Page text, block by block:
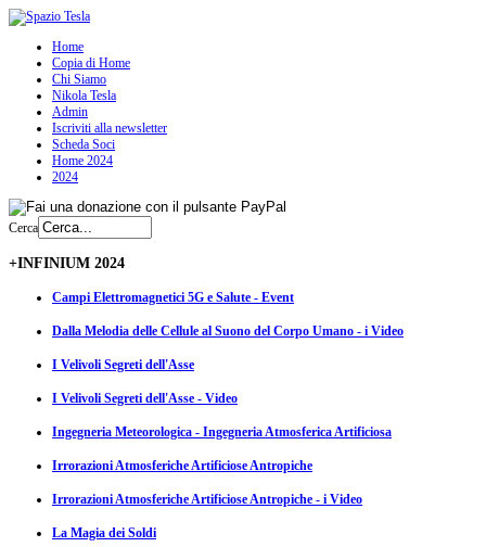
Home
Copia di Home
Chi Siamo
Nikola Tesla
Admin
Iscriviti alla newsletter
Scheda Soci
Home 2024
2024
Cerca
+INFINIUM 2024
Campi Elettromagnetici 5G e Salute - Event
Dalla Melodia delle Cellule al Suono del Corpo Umano - i Video
I Velivoli Segreti dell'Asse
I Velivoli Segreti dell'Asse - Video
Ingegneria Meteorologica - Ingegneria Atmosferica Artificiosa
Irrorazioni Atmosferiche Artificiose Antropiche
Irrorazioni Atmosferiche Artificiose Antropiche - i Video
La Magia dei Soldi